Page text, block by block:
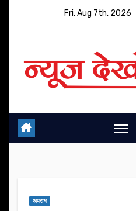
Fri. Aug 7th, 2026
अपराध